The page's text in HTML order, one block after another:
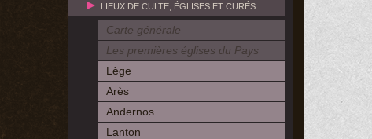
LIEUX DE CULTE, ÉGLISES ET CURÉS
Carte générale
Les premières églises du Pays
Lège
Arès
Andernos
Lanton